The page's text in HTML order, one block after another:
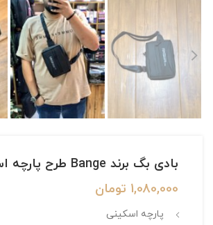
بادی بگ برند Bange طرح پارچه اسکین
1,080,000 تومان
پارچه اسکینی